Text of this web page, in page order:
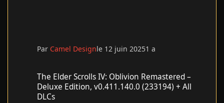
Par Camel Designle 12 juin 20251 a
The Elder Scrolls IV: Oblivion Remastered –
Deluxe Edition, v0.411.140.0 (233194) + All
DLCs